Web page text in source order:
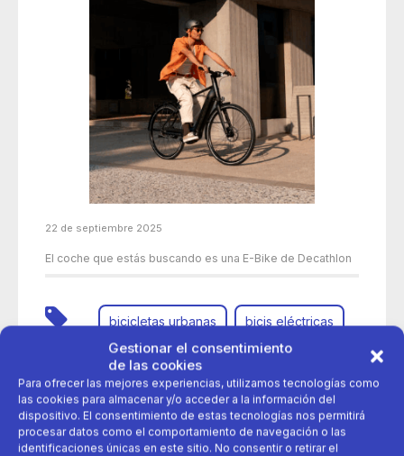
Gestionar el consentimiento
de las cookies
Para ofrecer las mejores experiencias, utilizamos tecnologías como
las cookies para almacenar y/o acceder a la información del
dispositivo. El consentimiento de estas tecnologías nos permitirá
procesar datos como el comportamiento de navegación o las
identificaciones únicas en este sitio. No consentir o retirar el
22 de septiembre 2025
El coche que estás buscando es una E-Bike de Decathlon
bicicletas urbanas bicis eléctricas
ciudad e bikes
rutas en bici